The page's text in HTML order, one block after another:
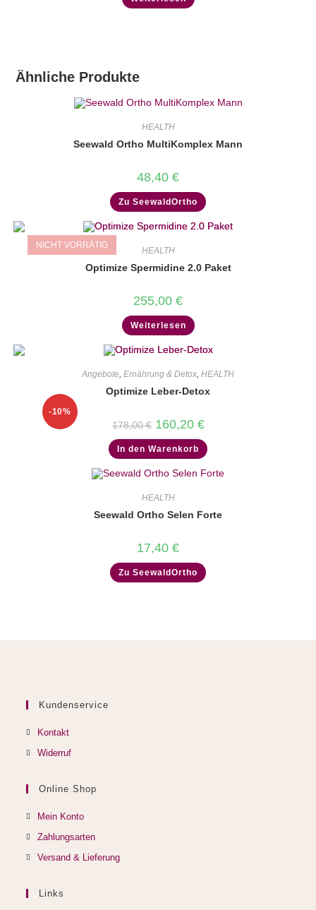
Ähnliche Produkte
HEALTH
Seewald Ortho MultiKomplex Mann
48,40 €
Zu SeewaldOrtho
NICHT VORRÄTIG
HEALTH
Optimize Spermidine 2.0 Paket
255,00 €
Weiterlesen
-10%
Angebote, Ernährung & Detox, HEALTH
Optimize Leber-Detox
178,00€ Ursprünglicher
Preis
war:
178,00 €
160,20 €Aktueller
Preis
ist:
160,20 €.
In den Warenkorb
HEALTH
Seewald Ortho Selen Forte
17,40 €
Zu SeewaldOrtho
Kundenservice
Kontakt
Widerruf
Online Shop
Mein Konto
Zahlungsarten
Versand & Lieferung
Links